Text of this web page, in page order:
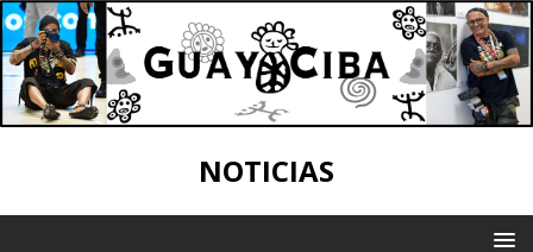
NOTICIAS